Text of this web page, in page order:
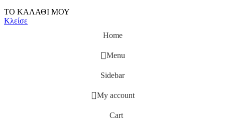
ΤΟ ΚΑΛΑΘΙ ΜΟΥ
Κλείσε
Home
Menu
Sidebar
My account
Cart